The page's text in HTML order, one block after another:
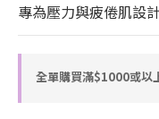
專為壓力與疲倦肌設
全單購買滿$1000或